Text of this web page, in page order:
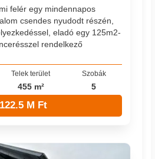
felér egy mindennapos
csendes nyudodt részén,
eladó egy 125m2-
rendelkező
Telek terület
455 m²
Szobák
5
122.5 M Ft